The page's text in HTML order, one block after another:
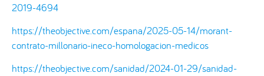
2019-4694
https://theobjective.com/espana/2025-05-14/morant-
contrato-millonario-ineco-homologacion-medicos
https://theobjective.com/sanidad/2024-01-29/sanidad-